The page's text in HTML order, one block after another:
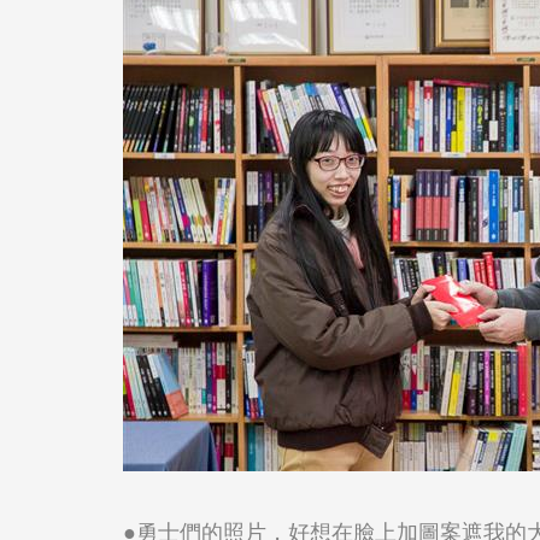
●勇士們的照片，好想在臉上加圖案遮我的